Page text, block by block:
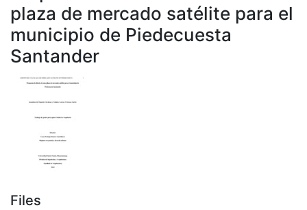
plaza de mercado satélite para el
municipio de Piedecuesta
Santander
Files